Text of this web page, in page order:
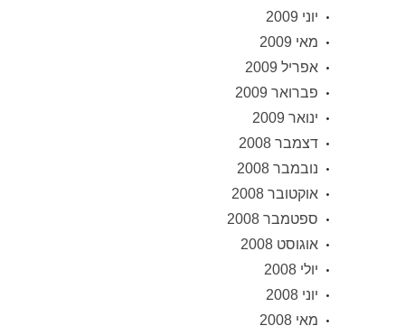
יוני 2009
מאי 2009
אפריל 2009
פברואר 2009
ינואר 2009
דצמבר 2008
נובמבר 2008
אוקטובר 2008
ספטמבר 2008
אוגוסט 2008
יולי 2008
יוני 2008
מאי 2008